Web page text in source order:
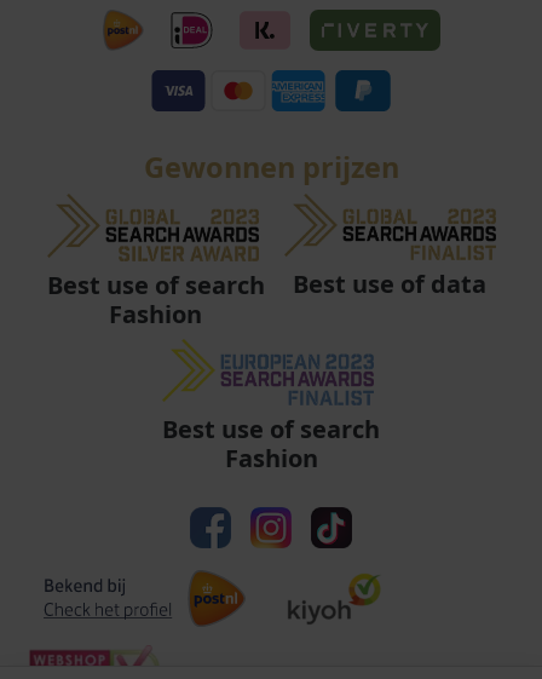
Gewonnen prijzen
Best use of search
Fashion
Best use of data
Best use of search
Fashion